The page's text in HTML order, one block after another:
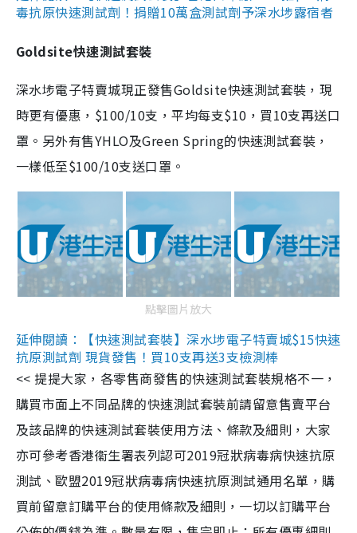
毒抗原快速測試劑！捐贈10萬盒測試劑予深水埗露宿者
Goldsite快速測試套裝
深水埗電子特賣城現正發售Goldsite快速測試套裝，現
時更有優惠，$100/10支，平均每支$10，買10支再送口
罩。另外有售YHLO及Green Spring的快速測試套裝，
一樣低至$100/10支送口罩。
點擊圖片放大
延伸閱讀：【快速測試套裝】深水埗電子特賣城$15快速
抗原測試劑 現貨發售！買10支再送3支檢測棒
<< 提提大家，各零售商發售的快速測試套裝規格不一，
購買市面上不同品牌的快速測試套裝前請留意售賣平台
及該品牌的快速測試套裝使用方法、條款及細則，大家
亦可參考香港衞生署表列認可2019冠狀病毒病快速抗原
測試、歐盟2019冠狀病毒病快速抗原測試通用名單，購
買前留意訂購平台的使用條款及細則，一切以訂購平台